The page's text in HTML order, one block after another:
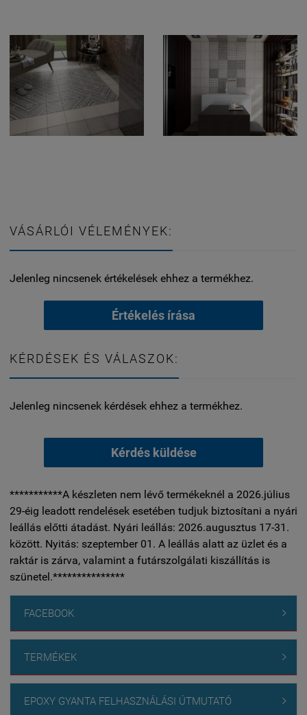
VÁSÁRLÓI VÉLEMÉNYEK:
Jelenleg nincsenek értékelések ehhez a termékhez.
Értékelés írása
KÉRDÉSEK ÉS VÁLASZOK:
Jelenleg nincsenek kérdések ehhez a termékhez.
Kérdés küldése
***********A készleten nem lévő termékeknél a 2026.július
29-éig leadott rendelések esetében tudjuk biztosítani a nyári
leállás előtti átadást. Nyári leállás: 2026.augusztus 17-31.
között. Nyitás: szeptember 01. A leállás alatt az üzlet és a
raktár is zárva, valamint a futárszolgálati kiszállítás is
szünetel.***************
FACEBOOK 
TERMÉKEK 
EPOXY GYANTA FELHASZNÁLÁSI ÚTMUTATÓ 